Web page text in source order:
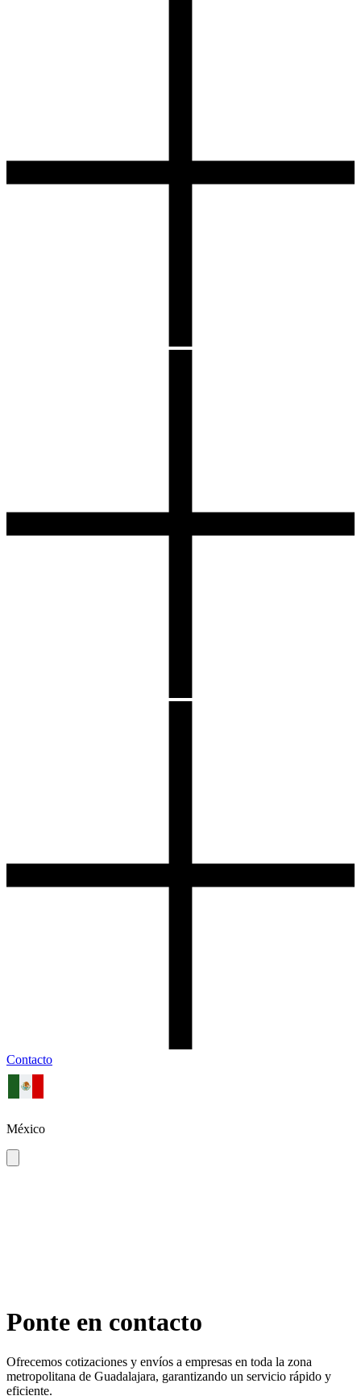
Contacto
México
Ponte en contacto
Ofrecemos cotizaciones y envíos a empresas en toda la zona
metropolitana de Guadalajara, garantizando un servicio rápido y
eficiente.